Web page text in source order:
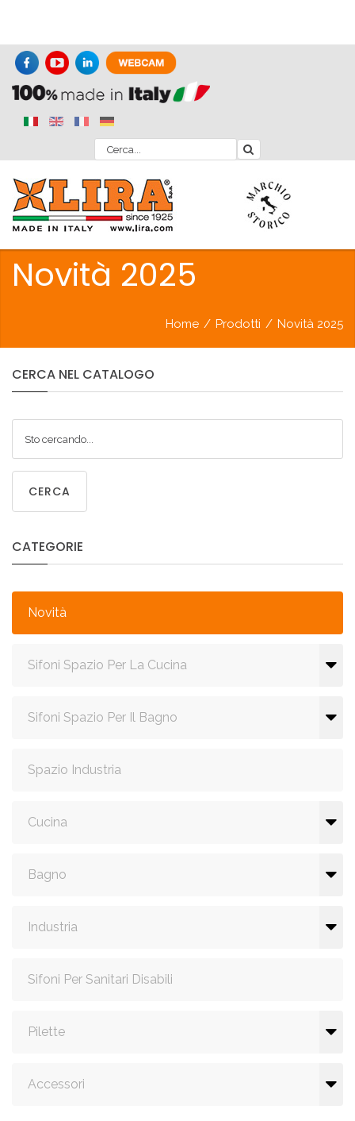
Novità 2025
Home / Prodotti / Novità 2025
CERCA NEL CATALOGO
CERCA
CATEGORIE
Novità
Sifoni Spazio Per La Cucina
Sifoni Spazio Per Il Bagno
Spazio Industria
Cucina
Bagno
Industria
Sifoni Per Sanitari Disabili
Pilette
Accessori